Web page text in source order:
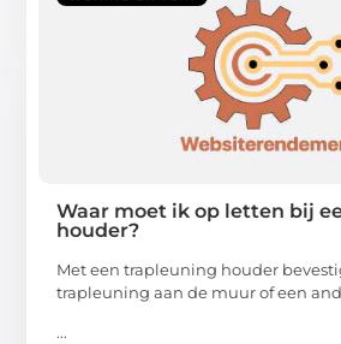
Waar moet ik op letten bij
houder?
Met een trapleuning houder
trapleuning aan de muur of een
...